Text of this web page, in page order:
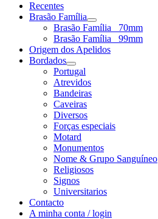
Recentes
Brasão Família
Brasão Família _70mm
Brasão Família _99mm
Origem dos Apelidos
Bordados
Portugal
Atrevidos
Bandeiras
Caveiras
Diversos
Forças especiais
Motard
Monumentos
Nome & Grupo Sanguíneo
Religiosos
Signos
Universitarios
Contacto
A minha conta / login